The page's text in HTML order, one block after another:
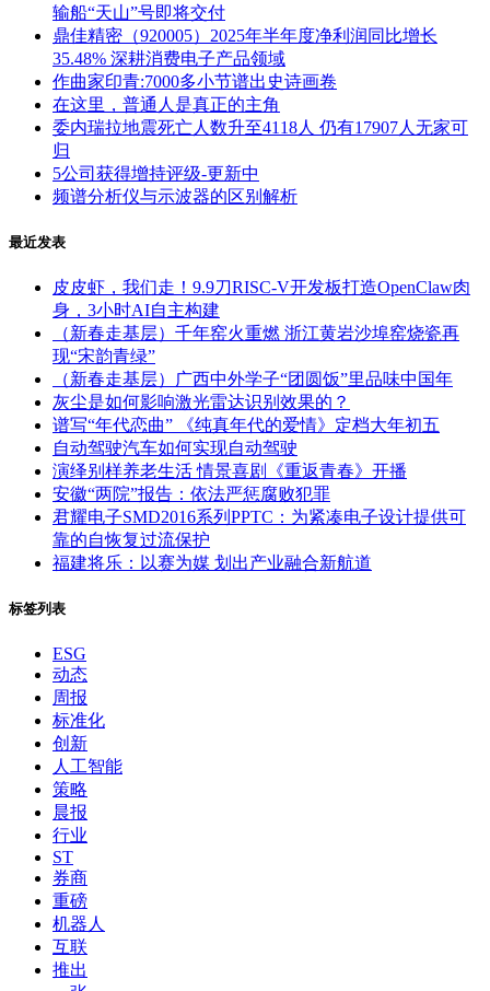
输船“天山”号即将交付
鼎佳精密（920005）2025年半年度净利润同比增长
35.48% 深耕消费电子产品领域
作曲家印青:7000多小节谱出史诗画卷
在这里，普通人是真正的主角
委内瑞拉地震死亡人数升至4118人 仍有17907人无家可
归
5公司获得增持评级-更新中
频谱分析仪与示波器的区别解析
最近发表
皮皮虾，我们走！9.9刀RISC-V开发板打造OpenClaw肉
身，3小时AI自主构建
（新春走基层）千年窑火重燃 浙江黄岩沙埠窑烧瓷再
现“宋韵青绿”
（新春走基层）广西中外学子“团圆饭”里品味中国年
灰尘是如何影响激光雷达识别效果的？
谱写“年代恋曲” 《纯真年代的爱情》定档大年初五
自动驾驶汽车如何实现自动驾驶
演绎别样养老生活 情景喜剧《重返青春》开播
安徽“两院”报告：依法严惩腐败犯罪
君耀电子SMD2016系列PPTC：为紧凑电子设计提供可
靠的自恢复过流保护
福建将乐：以赛为媒 划出产业融合新航道
标签列表
ESG
动态
周报
标准化
创新
人工智能
策略
晨报
行业
ST
券商
重磅
机器人
互联
推出